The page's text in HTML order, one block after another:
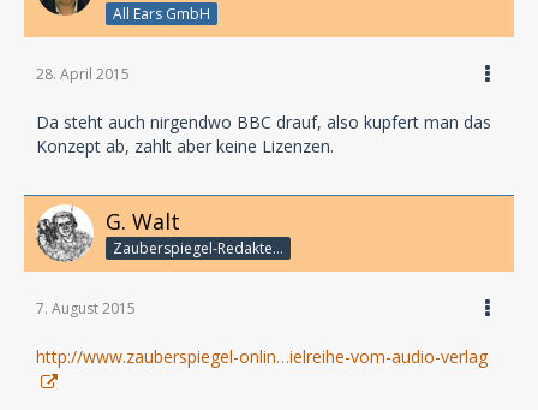
All Ears GmbH
28. April 2015
Da steht auch nirgendwo BBC drauf, also kupfert man das
Konzept ab, zahlt aber keine Lizenzen.
G. Walt
Zauberspiegel-Redakteur
7. August 2015
http://www.zauberspiegel-onlin…ielreihe-vom-audio-verlag